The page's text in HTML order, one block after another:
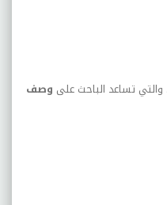
تساعد الباحث على وصف